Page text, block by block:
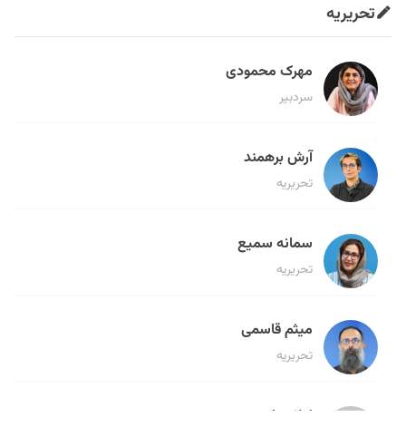
تحریریه
مهرک محمودی
سردبیر
آرش برهمند
تحریریه
سمانه سمیع
تحریریه
میثم قاسمی
تحریریه
لیلا حنارود